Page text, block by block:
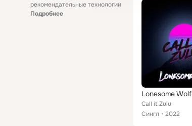
рекомендательные технологии
Подробнее
Lonesome Wolf
Call it Zulu
Сингл
2022